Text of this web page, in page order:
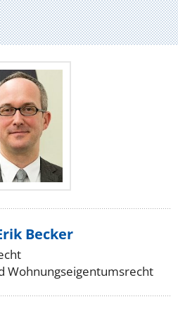
Becker
Wohnungseigentumsrecht